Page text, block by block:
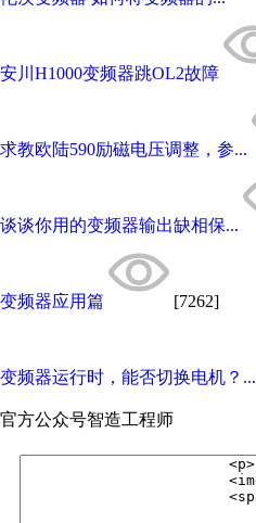
安川H1000变频器跳OL2故障
求教欧陆590励磁电压调整，参...
谈谈你用的变频器输出缺相保...
变频器应用篇 [7262]
变频器运行时，能否切换电机？...
官方公众号智造工程师